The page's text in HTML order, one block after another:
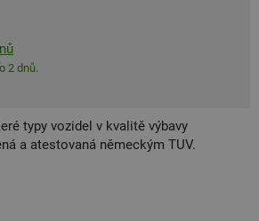
2 dnů.
typy vozidel v kvalitě výbavy
a atestovaná německým TUV.